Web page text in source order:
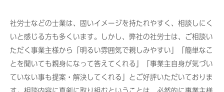
社労士などの士業は、固いイメージを持たれやすく、相談しにく
いと感じる方も多くいます。しかし、弊社の社労士は、ご相談い
ただく事業主様から「明るい雰囲気で親しみやすい」「簡単なこ
とを聞いても親身になって答えてくれる」「事業主自身が気づい
ていない事も提案・解決してくれる」とご好評いただいておりま